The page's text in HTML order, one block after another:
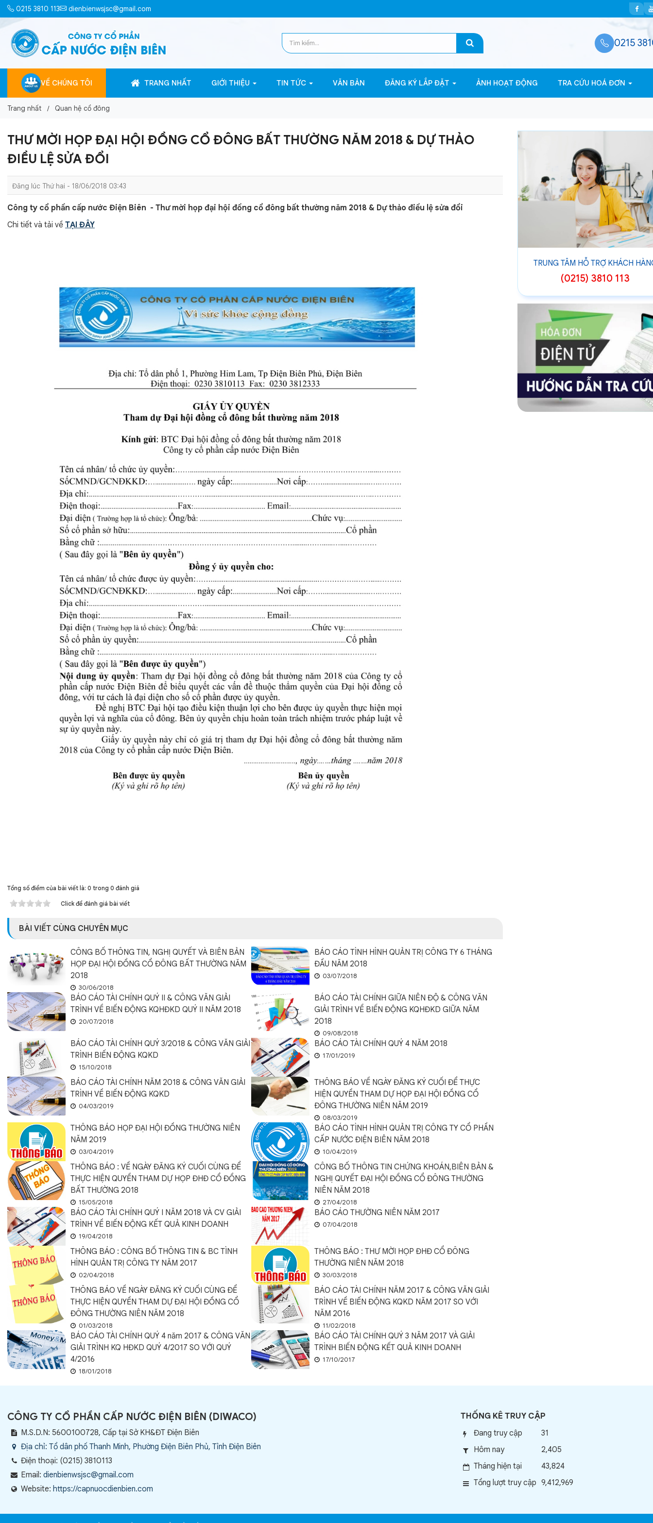
0215 3810 113 dienbienwsjsc@gmail.com
0215
VỀ CHÚNG TÔI TRANG NHẤT GIỚI THIỆU TIN TỨC VĂN BẢN ĐĂNG KÝ LẮP ĐẶT ẢNH HOẠT ĐỘNG TRA CỨU HOÁ ĐƠN
Trang nhất Quan hệ cổ đông
THƯ MỜI HỌP ĐẠI HỘI ĐỒNG CỔ ĐÔNG BẤT THƯỜNG NĂM 2018 & DỰ THẢO
ĐIỀU LỆ SỬA ĐỔI
Đăng lúc Thứ hai - 18/06/2018 03:43
Công ty cổ phần cấp nước Điện Biên - Thư mời họp đại hội đồng cổ đông bất thường năm 2018 & Dự thảo điều lệ sửa đổi
Chi tiết và tải về TẠI ĐÂY
Tổng số điểm của bài viết là: 0 trong 0 đánh giá
Click để đánh giá bài viết
BÀI VIẾT CÙNG CHUYÊN MỤC
CÔNG BỐ THÔNG TIN, NGHỊ QUYẾT VÀ BIÊN BẢN
HỌP ĐẠI HỘI ĐỒNG CỔ ĐÔNG BẤT THƯỜNG NĂM
2018
30/06/2018
BÁO CÁO TÌNH HÌNH QUẢN TRỊ CÔNG TY 6 THÁNG
ĐẦU NĂM 2018
03/07/2018
BÁO CÁO TÀI CHÍNH QUÝ II & CÔNG VĂN GIẢI
TRÌNH VỀ BIẾN ĐỘNG KQHĐKD QUÝ II NĂM 2018
20/07/2018
BÁO CÁO TÀI CHÍNH GIỮA NIÊN ĐỘ & CÔNG VĂN
GIẢI TRÌNH VỀ BIẾN ĐỘNG KQHĐKD GIỮA NĂM
2018
09/08/2018
BÁO CÁO TÀI CHÍNH QUÝ 3/2018 & CÔNG VĂN GIẢI
TRÌNH BIẾN ĐỘNG KQKD
15/10/2018
BÁO CÁO TÀI CHÍNH QUÝ 4 NĂM 2018
17/01/2019
BÁO CÁO TÀI CHÍNH NĂM 2018 & CÔNG VĂN GIẢI
TRÌNH VỀ BIẾN ĐỘNG KQKD
04/03/2019
THÔNG BÁO VỀ NGÀY ĐĂNG KÝ CUỐI ĐỂ THỰC
HIỆN QUYỀN THAM DỰ HỌP ĐẠI HỘI ĐỒNG CỔ
ĐÔNG THƯỜNG NIÊN NĂM 2019
08/03/2019
THÔNG BÁO HỌP ĐẠI HỘI ĐỒNG THƯỜNG NIÊN
NĂM 2019
03/04/2019
BÁO CÁO TÌNH HÌNH QUẢN TRỊ CÔNG TY CỔ PHẦN
CẤP NƯỚC ĐIỆN BIÊN NĂM 2018
10/04/2019
THÔNG BÁO : VỀ NGÀY ĐĂNG KÝ CUỐI CÙNG ĐỂ
THỰC HIỆN QUYỀN THAM DỰ HỌP ĐHĐ CỔ ĐỒNG
BẤT THƯỜNG 2018
15/05/2018
CÔNG BỐ THÔNG TIN CHỨNG KHOÁN,BIÊN BẢN &
NGHỊ QUYẾT ĐẠI HỘI ĐỒNG CỔ ĐÔNG THƯỜNG
NIÊN NĂM 2018
27/04/2018
BÁO CÁO TÀI CHÍNH QUÝ I NĂM 2018 VÀ CV GIẢI
TRÌNH VỀ BIẾN ĐỘNG KẾT QUẢ KINH DOANH
19/04/2018
BÁO CÁO THƯỜNG NIÊN NĂM 2017
07/04/2018
THÔNG BÁO : CÔNG BỐ THÔNG TIN & BC TÌNH
HÌNH QUẢN TRỊ CÔNG TY NĂM 2017
02/04/2018
THÔNG BÁO : THƯ MỜI HỌP ĐHĐ CỔ ĐÔNG
THƯỜNG NIÊN NĂM 2018
30/03/2018
THÔNG BÁO VỀ NGÀY ĐĂNG KÝ CUỐI CÙNG ĐỂ
THỰC HIỆN QUYỀN THAM DỰ ĐẠI HỘI ĐỒNG CỔ
ĐÔNG THƯỜNG NIÊN NĂM 2018
01/03/2018
BÁO CÁO TÀI CHÍNH NĂM 2017 & CÔNG VĂN GIẢI
TRÌNH VỀ BIẾN ĐỘNG KQKD NĂM 2017 SO VỚI
NĂM 2016
11/02/2018
BÁO CÁO TÀI CHÍNH QUÝ 4 năm 2017 & CÔNG VĂN
GIẢI TRÌNH KQ HĐKD QUÝ 4/2017 SO VỚI QUÝ
4/2016
18/01/2018
BÁO CÁO TÀI CHÍNH QUÝ 3 NĂM 2017 VÀ GIẢI
TRÌNH BIẾN ĐỘNG KẾT QUẢ KINH DOANH
17/10/2017
TRUNG TÂM HỖ TRỢ KHÁCH
(0215) 3810 113
CÔNG TY CỔ PHẦN CẤP NƯỚC ĐIỆN BIÊN (DIWACO)
M.S.D.N: 5600100728, Cấp tại Sở KH&ĐT Điện Biên
Địa chỉ: Tổ dân phố Thanh Minh, Phường Điện Biên Phủ, Tỉnh Điện Biên
Điện thoại: (0215) 3810113
Email: dienbienwsjsc@gmail.com
Website: https://capnuocdienbien.com
THỐNG KÊ TRUY CẬP
Đang truy cập
31
Hôm nay
2,405
Tháng hiện tại
43,824
Tổng lượt truy cập 9,412,969